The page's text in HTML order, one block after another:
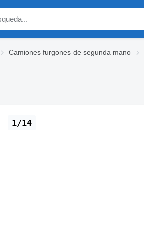
Camiones furgones de segunda mano
1/14